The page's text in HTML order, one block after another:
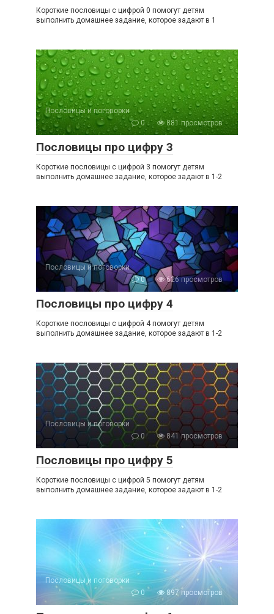
Короткие пословицы с цифрой 0 помогут детям
выполнить домашнее задание, которое задают в 1
Пословицы и поговорки
0
881 просмотров
Пословицы про цифру 3
Короткие пословицы с цифрой 3 помогут детям
выполнить домашнее задание, которое задают в 1-2
Пословицы и поговорки
0
626 просмотров
Пословицы про цифру 4
Короткие пословицы с цифрой 4 помогут детям
выполнить домашнее задание, которое задают в 1-2
Пословицы и поговорки
0
841 просмотров
Пословицы про цифру 5
Короткие пословицы с цифрой 5 помогут детям
выполнить домашнее задание, которое задают в 1-2
Пословицы и поговорки
0
897 просмотров